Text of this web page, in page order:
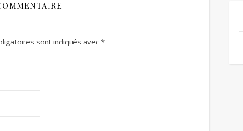
sont indiqués avec*